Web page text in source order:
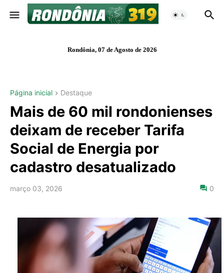
Rondônia, 07 de Agosto de 2026
Página inicial Destaque
Mais de 60 mil rondonienses
deixam de receber Tarifa
Social de Energia por
cadastro desatualizado
março 03, 2026 0